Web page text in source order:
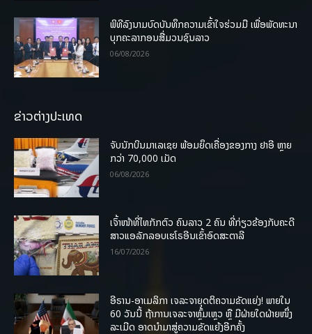
ພິທີລົງນາມບົດບັນທຶກຄວາມເຂົ້າໃຈຮ່ວມມື ເພື່ອພັດທະນາ
ບຸກຄະລາກອນສື່ມວນຊົນລາວ
06/08/2026
ຂ່າວຕ່າງປະເທດ
ຈັບນັກບິນມາເລເຊຍ ພ້ອມຍຶດເຄື່ອງຂອງກາງ ຢາອີ ຫຼາຍ
ກວ່າ 70,000 ເມັດ
06/08/2026
ເຈົ້າໜ້າທີ່ໄທກັກຕົວ ຄົນລາວ 2 ຄົນ ທີ່ກ່ຽວຂ້ອງກັບຄະດີ
ສາວແອລັກລອບເຮໂຣອີນເຂົ້າອົດສະຕາລີ
16/07/2026
ອີຣານ-ອາເມລິກາ ເຈລະຈາຍຸດຕິຄວາມຂັດແຍ່ງ! ພາຍໃນ
60 ວັນນີ້ ຖ້າການເຈລະຈາຫຼົ້ມເຫຼວ ຫຼື ມີຝ່າຍໃດຝ່າຍໜຶ່ງ
ລະເມີດ ອາດນໍາມາສູ່ຄວາມຂັດແຍ້ງອີກຄັ້ງ